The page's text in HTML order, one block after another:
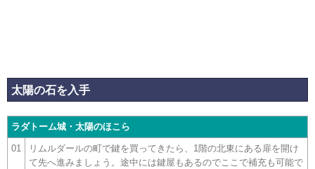
太陽の石を入手
ラダトーム城・太陽のほこら
01
リムルダールの町で鍵を買ってきたら、1階の北東にある扉を開け
て先へ進みましょう。途中には鍵屋もあるのでここで補充も可能で